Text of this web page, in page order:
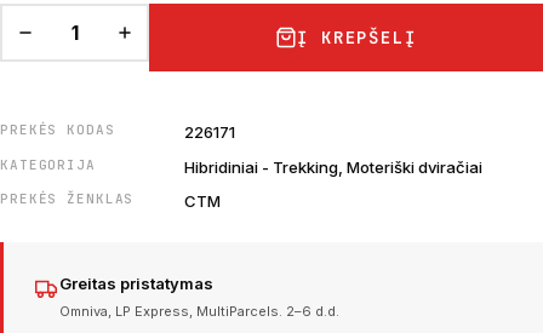
Į KREPŠELĮ
PREKĖS KODAS 226171
KATEGORIJA Hibridiniai - Trekking, Moteriški dviračiai
PREKĖS ŽENKLAS CTM
Greitas pristatymas
Omniva, LP Express, MultiParcels. 2–6 d.d.